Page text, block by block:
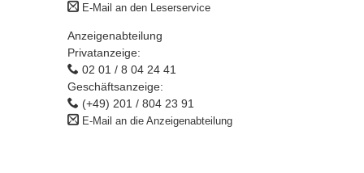
E-Mail an den Leserservice
Anzeigenabteilung
Privatanzeige:
02 01 / 8 04 24 41
Geschäftsanzeige:
(+49) 201 / 804 23 91
E-Mail an die Anzeigenabteilung